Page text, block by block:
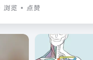
浏览 点赞